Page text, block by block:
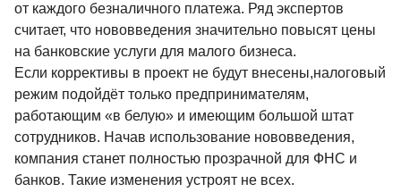
от каждого безналичного платежа. Ряд экспертов
считает, что нововведения значительно повысят цены
на банковские услуги для малого бизнеса.
Если коррективы в проект не будут внесены,налоговый
режим подойдёт только предпринимателям,
работающим «в белую» и имеющим большой штат
сотрудников. Начав использование нововведения,
компания станет полностью прозрачной для ФНС и
банков. Такие изменения устроят не всех.